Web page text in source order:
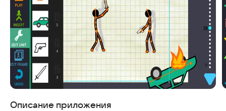
Описание приложения